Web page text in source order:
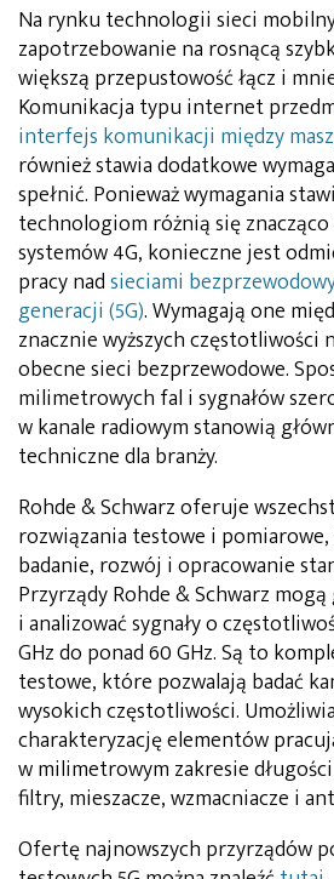
Na rynku technologii sieci
zapotrzebowanie na rosnącą
większą przepustowość łącz i
Komunikacja typu internet
interfejs komunikacji między
również stawia dodatkowe
spełnić. Ponieważ wymagania
technologiom różnią się znacząco
systemów 4G, konieczne jest
pracy nadsieciami
generacji (5G). Wymagają one
znacznie wyższych częstotliwości
obecne sieci bezprzewodowe.
milimetrowych fal i sygnałów
w kanale radiowym stanowią
techniczne dla branży.
Rohde & Schwarz oferuje
rozwiązania testowe i
badanie, rozwój i opracowanie
Przyrządy Rohde & Schwarz
i analizować sygnały o
GHz do ponad 60 GHz. Są to
testowe, które pozwalają badać
wysokich częstotliwości.
charakteryzację elementów
w milimetrowym zakresie
filtry, mieszacze, wzmacniacze i
Ofertę najnowszych przyrządów